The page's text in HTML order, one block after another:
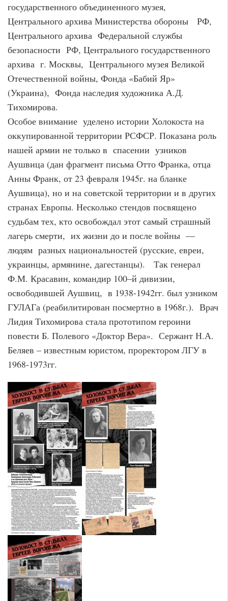
государственного объединенного музея,
Центрального архива Министерства обороны РФ,
Центрального архива Федеральной службы
безопасности РФ, Центрального государственного
архива г. Москвы, Центрального музея Великой
Отечественной войны, Фонда «Бабий Яр»
(Украина), Фонда наследия художника А.Д.
Тихомирова.
Особое внимание уделено истории Холокоста на
оккупированной территории РСФСР. Показана роль
нашей армии не только в спасении узников
Аушвица (дан фрагмент письма Отто Франка, отца
Анны Франк, от 23 февраля 1945г. на бланке
Аушвица), но и на советской территории и в других
странах Европы. Несколько стендов посвящено
судьбам тех, кто освобождал этот самый страшный
лагерь смерти, их жизни до и после войны —
людям разных национальностей (русские, евреи,
украинцы, армянине, дагестанцы). Так генерал
Ф.М. Красавин, командир 100–й дивизии,
освободившей Аушвиц, в 1938-1942гг. был узником
ГУЛАГа (реабилитирован посмертно в 1968г.). Врач
Лидия Тихомирова стала прототипом героини
повести Б. Полевого «Доктор Вера». Сержант Н.А.
Беляев – известным юристом, проректором ЛГУ в
1968-1973гг.